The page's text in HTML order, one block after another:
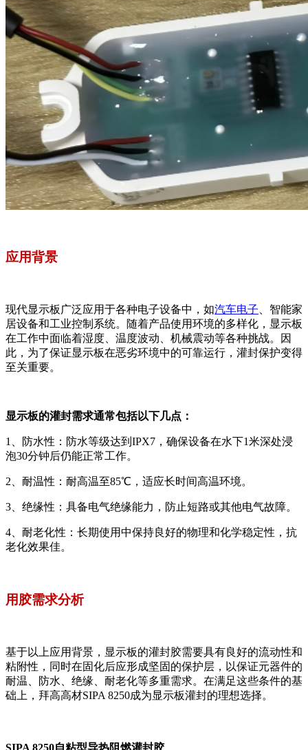
应用背景
现代显示板广泛应用于各种电子设备中，如汽车电子 、智能家
居设备和工业控制系统。随着产品使用环境的多样化，显示板
在工作中面临着湿度、温度波动、机械震动等各种挑战。因
此，为了保证显示板在恶劣环境中的可靠运行，灌封保护变得
至关重要。
显示板的灌封需求通常包括以下几点：
1、防水性：防水等级达到IPX7，确保设备在水下1米深处浸
泡30分钟后仍能正常工作。
2、耐温性：耐高温至85℃，适应长时间高温环境。
3、绝缘性：具备电气绝缘能力，防止短路或其他电气故障。
4、耐老化性：长期使用中保持良好的物理和化学稳定性，抗
老化效果佳。
用胶需求分析
基于以上应用背景，显示板的灌封胶需要具有良好的流动性和
粘附性，同时在固化后应形成坚固的保护层，以保证元器件的
耐温、防水、绝缘、耐老化等多重需求。在满足这些条件的基
础上，拜高高材SIPA 8250成为显示板灌封的理想选择。
SIPA 8250自粘型导热阻燃灌封胶